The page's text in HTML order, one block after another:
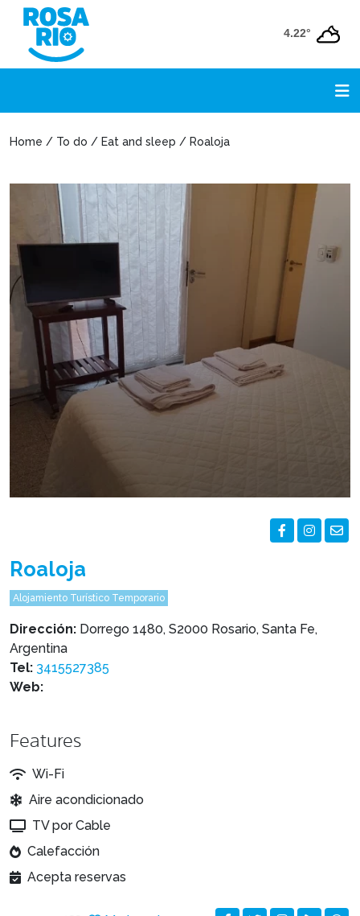
4.22°
Home / To do / Eat and sleep / Roaloja
Roaloja
Alojamiento Turístico Temporario
Dirección: Dorrego 1480, S2000 Rosario, Santa Fe,
Argentina
Tel: 3415527385
Web:
Features
Wi-Fi
Aire acondicionado
TV por Cable
Calefacción
Acepta reservas